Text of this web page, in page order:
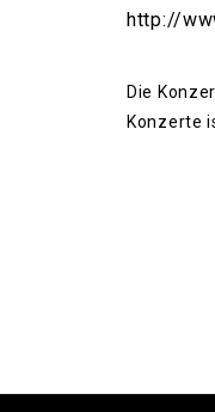
http://
Die
Konzerte